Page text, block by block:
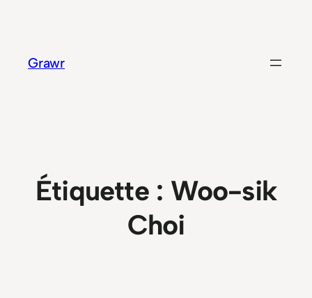
contenu
Grawr
Étiquette : Woo-sik
Choi